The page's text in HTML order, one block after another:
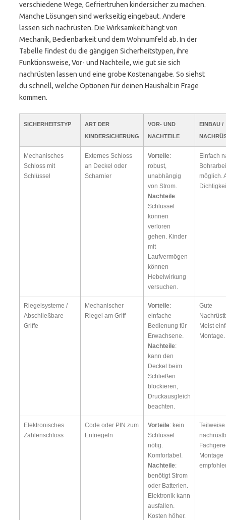
verschiedene Wege, Gefriertruhen kindersicher zu machen.
Manche Lösungen sind werkseitig eingebaut. Andere
lassen sich nachrüsten. Die Wirksamkeit hängt von
Mechanik, Bedienbarkeit und dem Wohnumfeld ab. In der
Tabelle findest du die gängigen Sicherheitstypen, ihre
Funktionsweise, Vor- und Nachteile, wie gut sie sich
nachrüsten lassen und eine grobe Kostenangabe. So siehst
du schnell, welche Optionen für deinen Haushalt in Frage
kommen.
SICHERHEITSTYP
ART DER
KINDERSICHERUNG
VOR- UND
NACHTEILE
EINBAU /
Mechanisches
Schloss mit
Schlüssel
Externes Schloss
an Deckel oder
Scharnier
Vorteile:
robust,
unabhängig
von Strom.
Nachteile:
Schlüssel
können
verloren
gehen. Kinder
mit
Laufvermögen
können
Hebelwirkung
versuchen.
Einfach
möglich.
Riegelsysteme /
Abschließbare
Griffe
Mechanischer
Riegel am Griff
Vorteile:
einfache
Bedienung für
Erwachsene.
Nachteile:
kann den
Deckel beim
Schließen
blockieren,
Druckausgleich
beachten.
Gute
Meist
Montage.
Elektronisches
Zahlenschloss
Code oder PIN zum
Entriegeln
Vorteile: kein
Schlüssel
nötig.
Komfortabel.
Nachteile:
benötigt Strom
oder Batterien.
Elektronik kann
ausfallen.
Kosten höher.
Teilweise
Montage